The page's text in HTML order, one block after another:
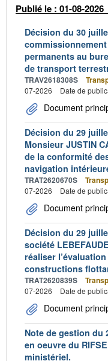
Publié le : 01-08-2026
Décision du 30
permanents au
de transport
TRAV2618308S
07-2026
Date de
Document
Décision du 29
Monsieur JUSTIN
de la conformité
navigation
TRAT2620670S
07-2026
Date de
Document
Décision du 29
société
réaliser
constructions
TRAT2620839S
07-2026
Date de
Document
Note de gestion du
en oeuvre du
ministériel.